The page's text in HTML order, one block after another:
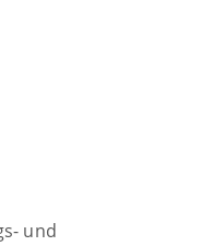
und